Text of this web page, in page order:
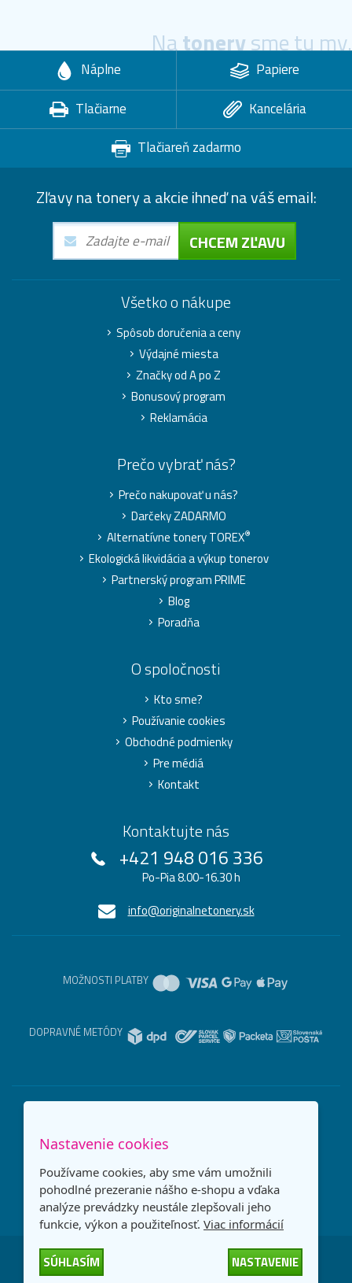
Natonerysme tu my.
Náplne
Papiere
Tlačiarne
Kancelária
Tlačiareň zadarmo
Zľavy na tonery a akcie ihneď na váš email:
CHCEM ZĽAVU
Všetko o nákupe
Spôsob doručenia a ceny
Výdajné miesta
Značky od A po Z
Bonusový program
Reklamácia
Prečo vybrať nás?
Prečo nakupovať u nás?
Darčeky ZADARMO
Alternatívne tonery TOREX®
Ekologická likvidácia a výkup tonerov
Partnerský program PRIME
Blog
Poradňa
O spoločnosti
Kto sme?
Používanie cookies
Obchodné podmienky
Pre médiá
Kontakt
Kontaktujte nás
+421 948 016 336
Po-Pia 8.00-16.30 h
info@originalnetonery.sk
MOŽNOSTI PLATBY
DOPRAVNÉ METÓDY
Slovensko
Nastavenie cookies
Používame cookies, aby sme vám umožnili
pohodlné prezeranie nášho e-shopu a vďaka
analýze prevádzky neustále zlepšovali jeho
funkcie, výkon a použiteľnosť. Viac informácií
SÚHLASÍM NASTAVENIE